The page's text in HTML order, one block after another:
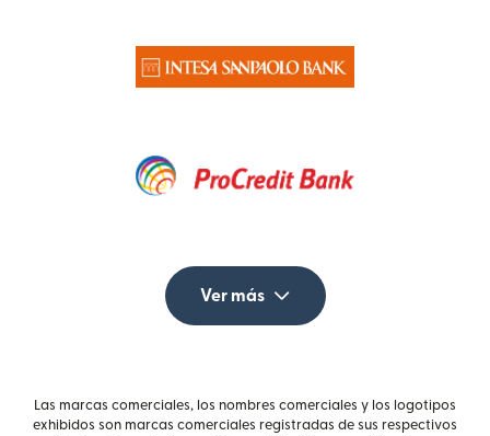
Ver más
Las marcas comerciales, los nombres comerciales y los logotipos
exhibidos son marcas comerciales registradas de sus respectivos